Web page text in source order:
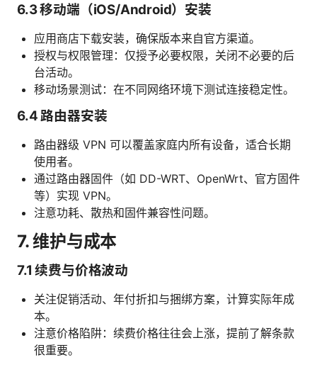
6.3 移动端（iOS/Android）安装
应用商店下载安装，确保版本来自官方渠道。
授权与权限管理：仅授予必要权限，关闭不必要的后
台活动。
移动场景测试：在不同网络环境下测试连接稳定性。
6.4 路由器安装
路由器级 VPN 可以覆盖家庭内所有设备，适合长期
使用者。
通过路由器固件（如 DD-WRT、OpenWrt、官方固件
等）实现 VPN。
注意功耗、散热和固件兼容性问题。
7. 维护与成本
7.1 续费与价格波动
关注促销活动、年付折扣与捆绑方案，计算实际年成
本。
注意价格陷阱：续费价格往往会上涨，提前了解条款
很重要。